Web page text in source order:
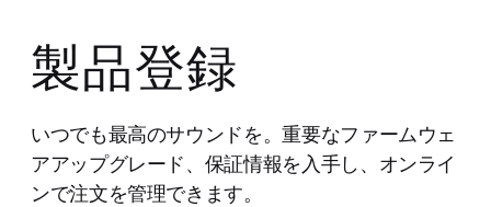
製品登録
いつでも最高のサウンドを。重要なファームウェ
アアップグレード、保証情報を入手し、オンライ
ンで注文を管理できます。